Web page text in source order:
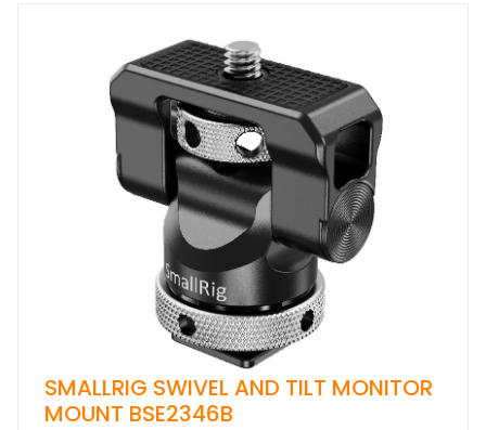
SMALLRIG SWIVEL AND TILT MONITOR
MOUNT BSE2346B